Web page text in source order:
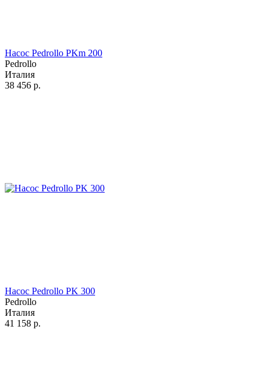
Насос Pedrollo PKm 200
Pedrollo
Италия
38 456 р.
Насос Pedrollo PK 300
Pedrollo
Италия
41 158 р.